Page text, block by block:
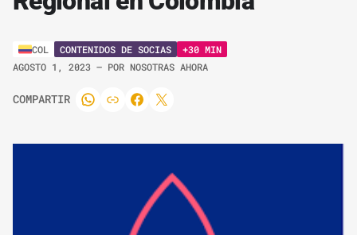
COL CONTENIDOS DE SOCIAS
+30 MIN
AGOSTO 1, 2023 – POR NOSOTRAS AHORA
COMPARTIR